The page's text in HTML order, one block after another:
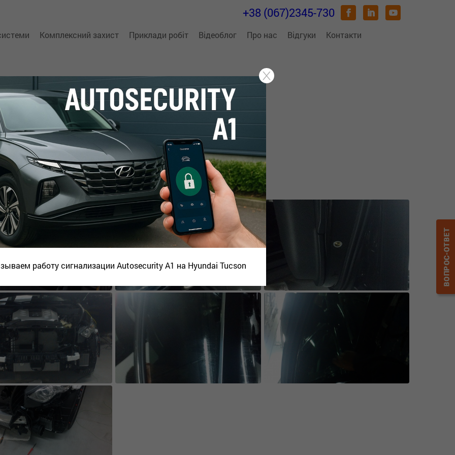
работу сигнализации Autosecurity A1 на Hyundai Tucson
+38 (067)2345-730
Автофон
ключа
Комплексний захист Приклади робіт Відеоблог Про нас Відгуки Контакти